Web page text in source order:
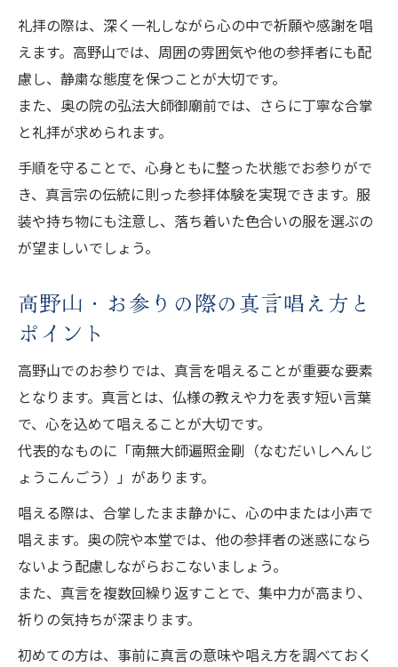
礼拝の際は、深く一礼しながら心の中で祈願や感謝を唱
えます。高野山では、周囲の雰囲気や他の参拝者にも配
慮し、静粛な態度を保つことが大切です。
また、奥の院の弘法大師御廟前では、さらに丁寧な合掌
と礼拝が求められます。
手順を守ることで、心身ともに整った状態でお参りがで
き、真言宗の伝統に則った参拝体験を実現できます。服
装や持ち物にも注意し、落ち着いた色合いの服を選ぶの
が望ましいでしょう。
高野山・お参りの際の真言唱え方と
ポイント
高野山でのお参りでは、真言を唱えることが重要な要素
となります。真言とは、仏様の教えや力を表す短い言葉
で、心を込めて唱えることが大切です。
代表的なものに「南無大師遍照金剛（なむだいしへんじ
ょうこんごう）」があります。
唱える際は、合掌したまま静かに、心の中または小声で
唱えます。奥の院や本堂では、他の参拝者の迷惑になら
ないよう配慮しながらおこないましょう。
また、真言を複数回繰り返すことで、集中力が高まり、
祈りの気持ちが深まります。
初めての方は、事前に真言の意味や唱え方を調べておく